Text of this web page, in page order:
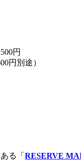
円
円別途）
る「 RESERVE